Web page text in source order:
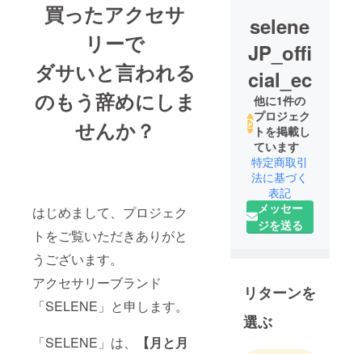
買ったアクセサ
リーで
ダサいと言われる
のもう辞めにしま
せんか？
はじめまして、プロジェク
トをご覧いただきありがと
うございます。
アクセサリーブランド
「SELENE」と申します。
「SELENE」は、
【月と月
selene
JP_offi
cial_ec
他に1件の
プロジェク
トを掲載し
ています
特定商取引
法に基づく
表記
メッセー
ジを送る
リターンを
選ぶ